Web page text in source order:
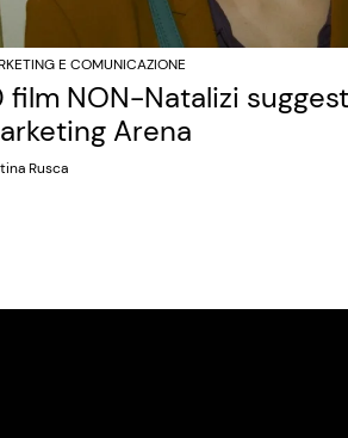
E COMUNICAZIONE
film NON-Natalizi
Arena
Rusca